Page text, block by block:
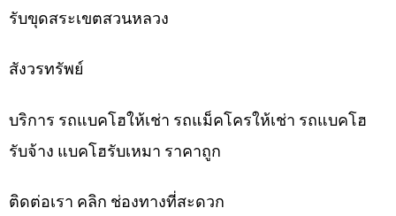
รับขุดสระเขตสวนหลวง
สังวรทรัพย์
บริการ รถแบคโฮให้เช่า รถแม็คโครให้เช่า รถแบคโฮ
รับจ้าง แบคโฮรับเหมา ราคาถูก
ติดต่อเรา คลิก ช่องทางที่สะดวก